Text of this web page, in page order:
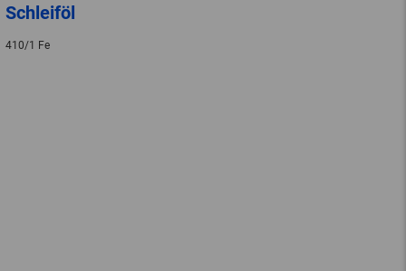
Schleiföl
410/1 Fe